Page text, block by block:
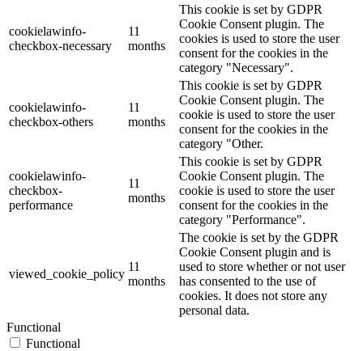
cookielawinfo-
checkbox-necessary
11
months
This cookie is set by GDPR
Cookie Consent plugin. The
cookies is used to store the user
consent for the cookies in the
category "Necessary".
cookielawinfo-
checkbox-others
11
months
This cookie is set by GDPR
Cookie Consent plugin. The
cookie is used to store the user
consent for the cookies in the
category "Other.
cookielawinfo-
checkbox-
performance
11
months
This cookie is set by GDPR
Cookie Consent plugin. The
cookie is used to store the user
consent for the cookies in the
category "Performance".
viewed_cookie_policy
11
months
The cookie is set by the GDPR
Cookie Consent plugin and is
used to store whether or not user
has consented to the use of
cookies. It does not store any
personal data.
Functional
Functional